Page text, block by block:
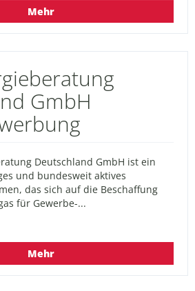
Mehr
GmbH
Deutschland GmbH ist ein
und bundesweit aktives
das sich auf die Beschaffung
für Gewerbe-...
Mehr